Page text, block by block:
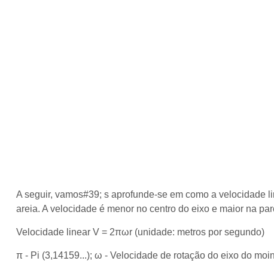
A seguir, vamos#39; s aprofunde-se em como a
areia. A velocidade é menor no centro do eixo e maior na
Velocidade linear V = 2πωr (unidade: metros por segundo)
π - Pi (3,14159...); ω - Velocidade de rotação do eixo do